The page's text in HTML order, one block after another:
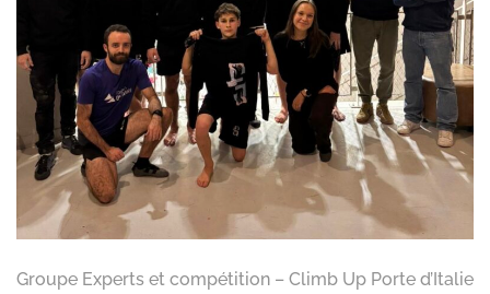
Groupe Experts et compétition – Climb Up Porte d’Italie